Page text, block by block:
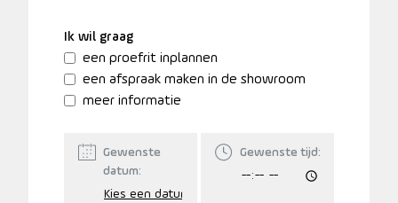
Ik wil graag
een proefrit inplannen
een afspraak maken in de showroom
meer informatie
Gewenste
datum:
Gewenste tijd: